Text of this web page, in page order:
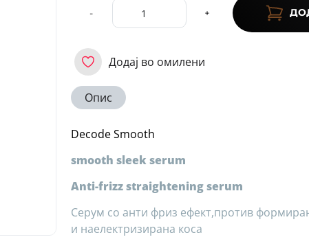
- +
Додај во омилени
Опис
Decode Smooth
smooth sleek serum
Anti-frizz straightening serum
Серум со анти фриз ефект,против
и наелектризирана коса